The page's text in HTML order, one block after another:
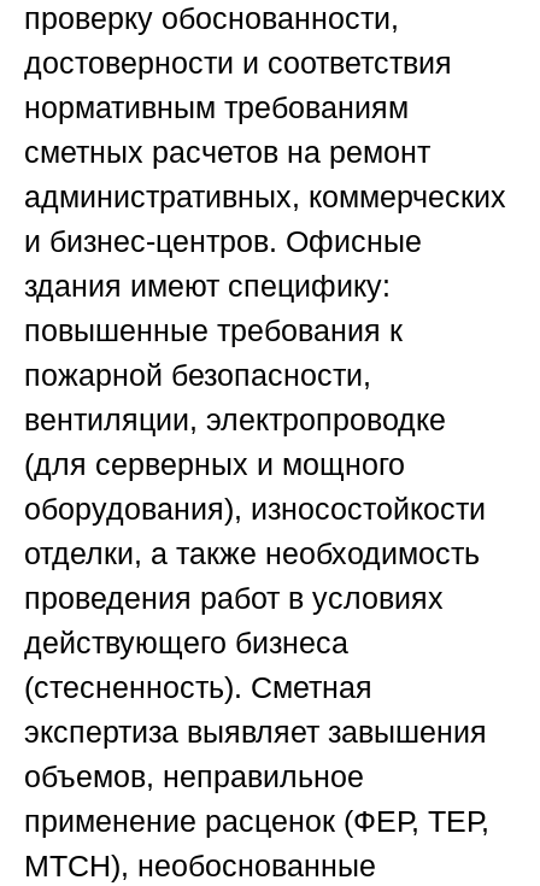
проверку обоснованности,
достоверности и соответствия
нормативным требованиям
сметных расчетов на ремонт
административных, коммерческих
и бизнес-центров. Офисные
здания имеют специфику:
повышенные требования к
пожарной безопасности,
вентиляции, электропроводке
(для серверных и мощного
оборудования), износостойкости
отделки, а также необходимость
проведения работ в условиях
действующего бизнеса
(стесненность). Сметная
экспертиза выявляет завышения
объемов, неправильное
применение расценок (ФЕР, ТЕР,
МТСН), необоснованные